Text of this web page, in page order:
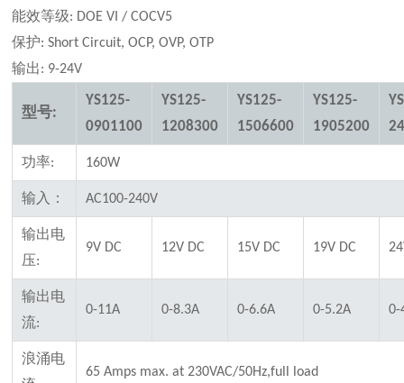
能效等级: DOE VI / COCV5
保护: Short Circuit, OCP, OVP, OTP
输出: 9-24V
型号:
YS125-
0901100
YS125-
1208300
YS125-
1506600
YS125-
1905200
功率: 160W
输入： AC100-240V
输出电
压:
9V DC 12V DC 15V DC 19V DC
输出电
流:
0-11A 0-8.3A 0-6.6A 0-5.2A 0-
浪涌电
65 Amps max. at 230VAC/50Hz,full load